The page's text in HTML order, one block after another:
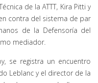
de la ATTT, Kira Pitti y
contra del sistema de par
de la Defensoría del
mediador.
se registra un encuentro
Leblanc y el director de la